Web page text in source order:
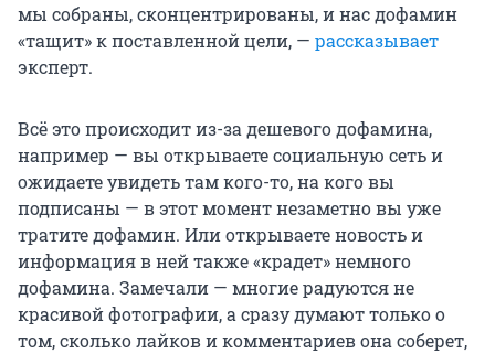
мы собраны, сконцентрированы, и нас дофамин
«тащит» к поставленной цели, — рассказывает
эксперт.
Всё это происходит из-за дешевого дофамина,
например — вы открываете социальную сеть и
ожидаете увидеть там кого-то, на кого вы
подписаны — в этот момент незаметно вы уже
тратите дофамин. Или открываете новость и
информация в ней также «крадет» немного
дофамина. Замечали — многие радуются не
красивой фотографии, а сразу думают только о
том, сколько лайков и комментариев она соберет,